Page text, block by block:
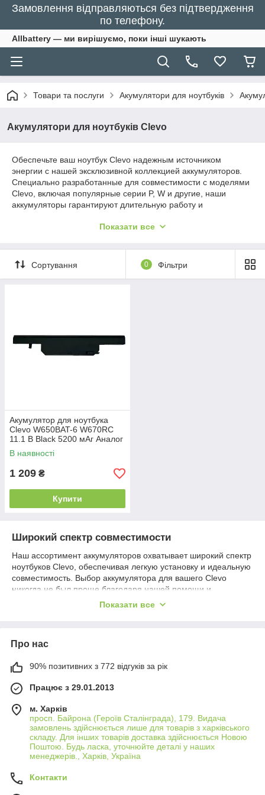
Замовлення відправляються без підтвердження
по телефону.
Allbattery — ми вирішуємо, поки інші шукають
Товари та послуги Акумулятори для ноутбуків
Акумулятори для ноутбуків Clevo
Обеспечьте ваш ноутбук Clevo надежным источником
энергии с нашей эксклюзивной коллекцией аккумуляторов.
Специально разработанные для совместимости с моделями
Clevo, включая популярные серии P, W и другие, наши
аккумуляторы гарантируют длительную работу и
на связи и продуктивными без ненужных перерывов на
Показати все
Сортування 0 Фільтри
Акумулятор для ноутбука
Clevo W650BAT-6 W670RC
11.1 В Black 5200 мАг Аналог
В наявності
1 209 ₴
Купити
Широкий спектр совместимости
Наш ассортимент аккумуляторов охватывает широкий спектр
ноутбуков Clevo, обеспечивая легкую установку и идеальную
совместимость. Выбор аккумулятора для вашего Clevo
никогда не был проще благодаря нашей помощи и
разнообразию продуктов.
технологий, наши аккумуляторы для Clevo обеспечивают
получаете надежный источник энергии, который поможет
дня.
Безопасность использования
Каждый аккумулятор оснащен защитными механизмами,
обеспечивающими защиту от перезарядки, перегрева и
короткого замыкания. Вы можете быть уверены в
безопасности использования наших аккумуляторов, которые
и безопасности.
Показати все
Про нас
90% позитивних з 772 відгуків за рік
Працює з 29.01.2013
м. Харків
просп. Байрона (Героїв Сталінграда), 179. Видача
замовлень здійснюється лише для товарів з харківського
складу. Для інших товарів доставка здійснюється Новою
Поштою. Будь ласка, уточнюйте деталі у наших
менеджерів., Харків, Україна
Контакти